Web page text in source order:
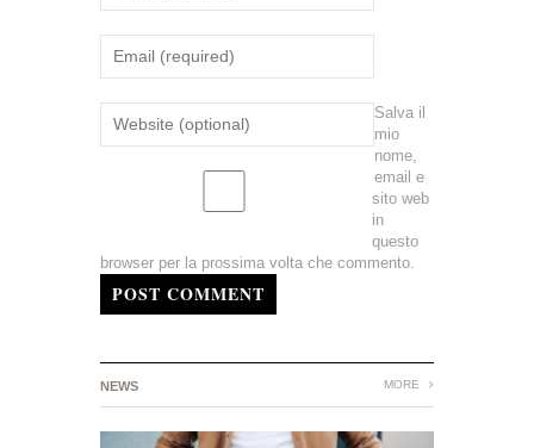
Salva il
mio
nome,
email e
sito web
in
questo
browser per la prossima volta che commento.
POST COMMENT
NEWS MORE